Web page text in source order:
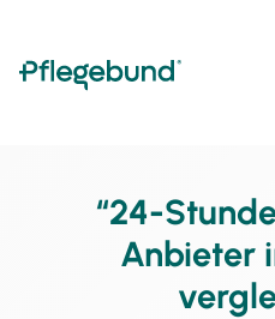
“24-
Anbieter